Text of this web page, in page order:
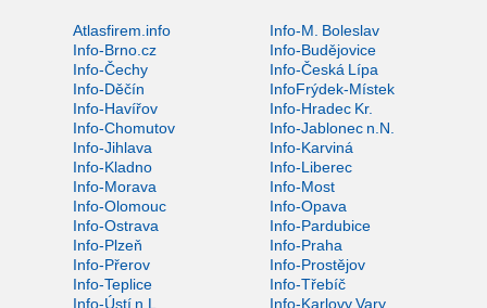
Atlasfirem.info
Info-M. Boleslav
Info-Brno.cz
Info-Budějovice
Info-Čechy
Info-Česká Lípa
Info-Děčín
InfoFrýdek-Místek
Info-Havířov
Info-Hradec Kr.
Info-Chomutov
Info-Jablonec n.N.
Info-Jihlava
Info-Karviná
Info-Kladno
Info-Liberec
Info-Morava
Info-Most
Info-Olomouc
Info-Opava
Info-Ostrava
Info-Pardubice
Info-Plzeň
Info-Praha
Info-Přerov
Info-Prostějov
Info-Teplice
Info-Třebíč
Info-Ústí n.L.
Info-Karlovy Vary